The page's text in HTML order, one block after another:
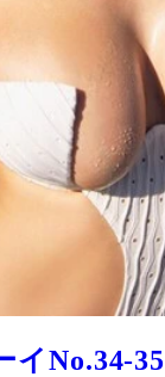
イNo.34-35